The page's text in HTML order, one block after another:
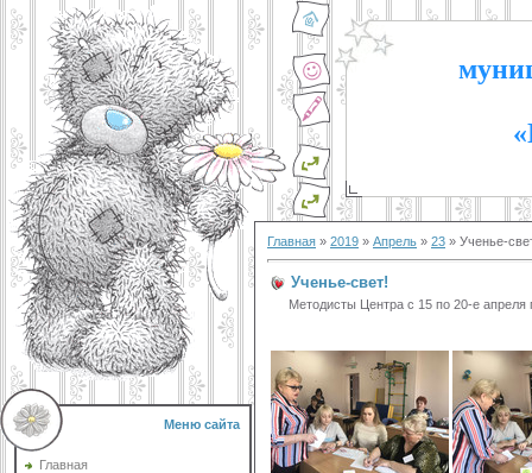
Меню сайта
Главная
Главная » 2019 » Апрель » 23 » Ученье-
Ученье-свет!
Методисты Центра с 15 по 20-е апреля